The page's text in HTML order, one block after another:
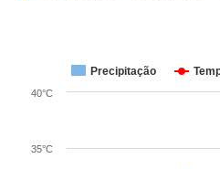
Precipitação
35°C
40°C